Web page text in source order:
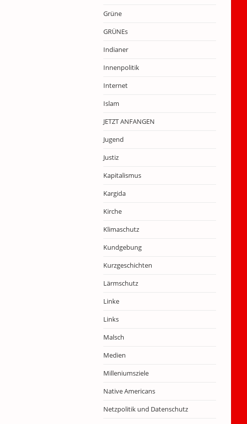
Grüne
GRÜNEs
Indianer
Innenpolitik
Internet
Islam
JETZT ANFANGEN
Jugend
Justiz
Kapitalismus
Kargida
Kirche
Klimaschutz
Kundgebung
Kurzgeschichten
Lärmschutz
Linke
Links
Malsch
Medien
Milleniumsziele
Native Americans
Netzpolitik und Datenschutz